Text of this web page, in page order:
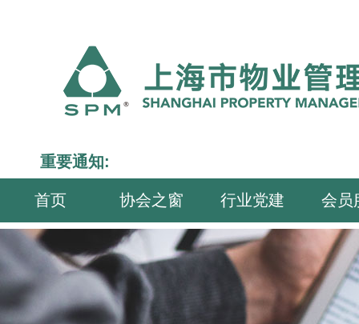
重要通知:
首页 协会之窗 行业党建 会员